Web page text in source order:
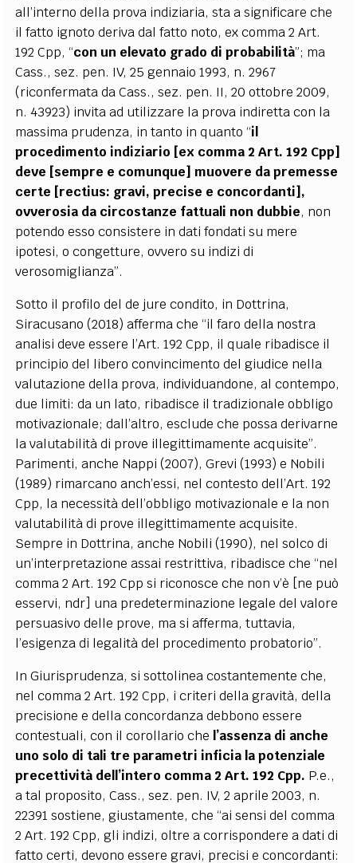
all’interno della prova indiziaria, sta a significare che
il fatto ignoto deriva dal fatto noto, ex comma 2 Art.
192 Cpp, “con un elevato grado di probabilità”; ma
Cass., sez. pen. IV, 25 gennaio 1993, n. 2967
(riconfermata da Cass., sez. pen. II, 20 ottobre 2009,
n. 43923) invita ad utilizzare la prova indiretta con la
massima prudenza, in tanto in quanto “il
procedimento indiziario [ex comma 2 Art. 192 Cpp]
deve [sempre e comunque] muovere da premesse
certe [rectius: gravi, precise e concordanti],
ovverosia da circostanze fattuali non dubbie, non
potendo esso consistere in dati fondati su mere
ipotesi, o congetture, ovvero su indizi di
verosomiglianza”.
Sotto il profilo del de jure condito, in Dottrina,
Siracusano (2018) afferma che “il faro della nostra
analisi deve essere l’Art. 192 Cpp, il quale ribadisce il
principio del libero convincimento del giudice nella
valutazione della prova, individuandone, al contempo,
due limiti: da un lato, ribadisce il tradizionale obbligo
motivazionale; dall’altro, esclude che possa derivarne
la valutabilità di prove illegittimamente acquisite”.
Parimenti, anche Nappi (2007), Grevi (1993) e Nobili
(1989) rimarcano anch’essi, nel contesto dell’Art. 192
Cpp, la necessità dell’obbligo motivazionale e la non
valutabilità di prove illegittimamente acquisite.
Sempre in Dottrina, anche Nobili (1990), nel solco di
un’interpretazione assai restrittiva, ribadisce che “nel
comma 2 Art. 192 Cpp si riconosce che non v’è [ne può
esservi, ndr] una predeterminazione legale del valore
persuasivo delle prove, ma si afferma, tuttavia,
l’esigenza di legalità del procedimento probatorio”.
In Giurisprudenza, si sottolinea costantemente che,
nel comma 2 Art. 192 Cpp, i criteri della gravità, della
precisione e della concordanza debbono essere
contestuali, con il corollario che l’assenza di anche
uno solo di tali tre parametri inficia la potenziale
precettività dell’intero comma 2 Art. 192 Cpp. P.e.,
a tal proposito, Cass., sez. pen. IV, 2 aprile 2003, n.
22391 sostiene, giustamente, che “ai sensi del comma
2 Art. 192 Cpp, gli indizi, oltre a corrispondere a dati di
fatto certi, devono essere gravi, precisi e concordanti: